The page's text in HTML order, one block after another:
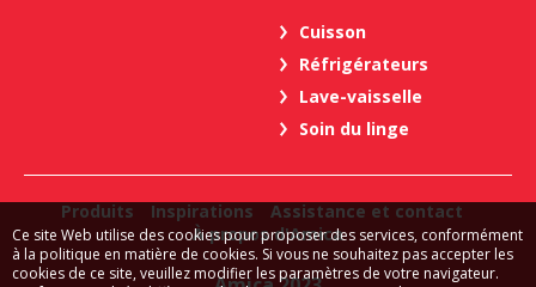
Cuisson
Réfrigérateurs
Lave-vaisselle
Soin du linge
Produits Inspirations
Assistance et contact
À propos d'Amica
Ce site Web utilise des cookies pour proposer des services, conformément
à la politique en matière de cookies. Si vous ne souhaitez pas accepter les
cookies de ce site, veuillez modifier les paramètres de votre navigateur.